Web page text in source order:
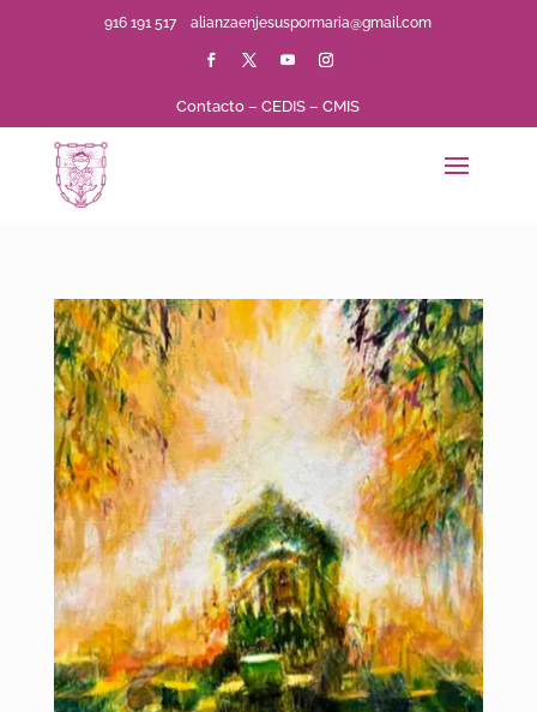
916 191 517alianzaenjesuspormaria@gmail.com
Contacto –CEDIS –CMIS